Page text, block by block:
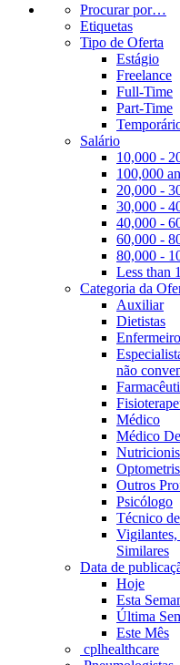
Procurar por…
Etiquetas
Tipo de Oferta
Estágio
Freelance
Full-Time
Part-Time
Salário
10,000 -
100,000
20,000 -
30,000 -
40,000 -
60,000 -
80,000 -
Less than
Categoria da
Auxiliar
Dietistas
Enfermeiro
não
Médico
Médico
Outros
Psicólogo
Técnico
Vigilantes,
Similares
Data de
Hoje
Esta
Última
Este Mês
‎ cplhealthcare‬